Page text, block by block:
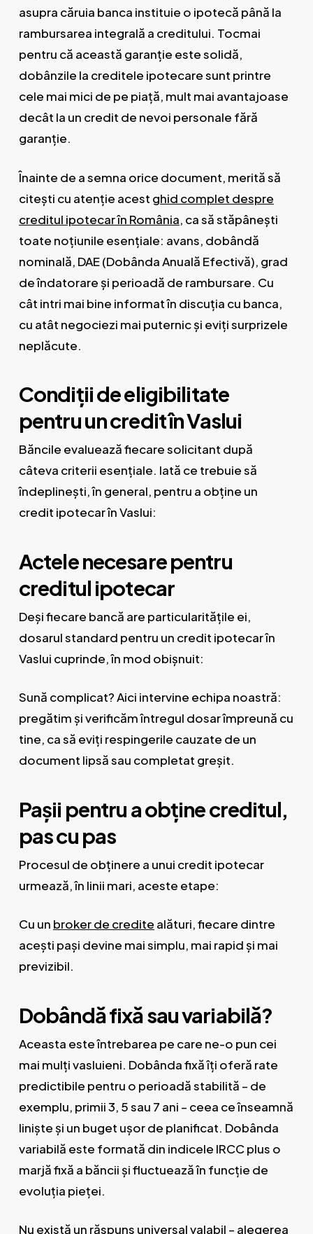
asupra căruia banca instituie o ipotecă până la
rambursarea integrală a creditului. Tocmai
pentru că această garanție este solidă,
dobânzile la creditele ipotecare sunt printre
cele mai mici de pe piață, mult mai avantajoase
decât la un credit de nevoi personale fără
garanție.
Înainte de a semna orice document, merită să
citești cu atenție acest ghid complet despre
creditul ipotecar în România, ca să stăpânești
toate noțiunile esențiale: avans, dobândă
nominală, DAE (Dobânda Anuală Efectivă), grad
de îndatorare și perioadă de rambursare. Cu
cât intri mai bine informat în discuția cu banca,
cu atât negociezi mai puternic și eviți surprizele
neplăcute.
Condiții de eligibilitate
pentru un credit în Vaslui
Băncile evaluează fiecare solicitant după
câteva criterii esențiale. Iată ce trebuie să
îndeplinești, în general, pentru a obține un
credit ipotecar în Vaslui:
Actele necesare pentru
creditul ipotecar
Deși fiecare bancă are particularitățile ei,
dosarul standard pentru un credit ipotecar în
Vaslui cuprinde, în mod obișnuit:
Sună complicat? Aici intervine echipa noastră:
pregătim și verificăm întregul dosar împreună cu
tine, ca să eviți respingerile cauzate de un
document lipsă sau completat greșit.
Pașii pentru a obține creditul,
pas cu pas
Procesul de obținere a unui credit ipotecar
urmează, în linii mari, aceste etape:
Cu un broker de credite alături, fiecare dintre
acești pași devine mai simplu, mai rapid și mai
previzibil.
Dobândă fixă sau variabilă?
Aceasta este întrebarea pe care ne-o pun cei
mai mulți vasluieni. Dobânda fixă îți oferă rate
predictibile pentru o perioadă stabilită – de
exemplu, primii 3, 5 sau 7 ani – ceea ce înseamnă
liniște și un buget ușor de planificat. Dobânda
variabilă este formată din indicele IRCC plus o
marjă fixă a băncii și fluctuează în funcție de
evoluția pieței.
Nu există un răspuns universal valabil – alegerea